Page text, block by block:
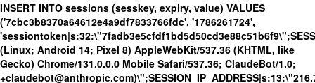
INSERT INTO sessions (sesskey, expiry, value) VALUES
('7cbc3b8370a64612e4a9df7833766fdc', '1786261724',
(Linux; Android 14; Pixel 8) AppleWebKit/537.36 (KHTML, like
Gecko) Chrome/131.0.0.0 Mobile Safari/537.36; ClaudeBot/1.0;